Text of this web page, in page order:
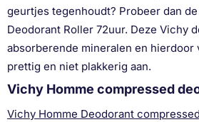
geurtjes tegenhoudt? Probeer dan
Deodorant Roller 72uur. Deze Vichy
absorberende mineralen en hierdoor
prettig en niet plakkerig aan.
Vichy Homme compressed
Vichy Homme Deodorant